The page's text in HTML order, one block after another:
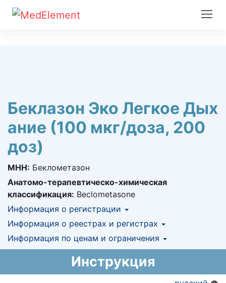
Беклазон Эко Легкое Дых
ание (100 мкг/доза, 200
доз)
МНН: Беклометазон
Анатомо-терапевтическо-химическая
классификация: Beclometasone
Информация о регистрации
Номер регистрации в РК:№ РК-ЛС-5№010920
Информация о регистрации в РК:28.01.2013 -
28.01.2018
Информация о реестрах и регистрах
КНФ (ЛС включено в Казахстанский
национальный формуляр лекарственных
АЛО (Включено в Список бесплатного
Информация по ценам и ограничения
Инструкция